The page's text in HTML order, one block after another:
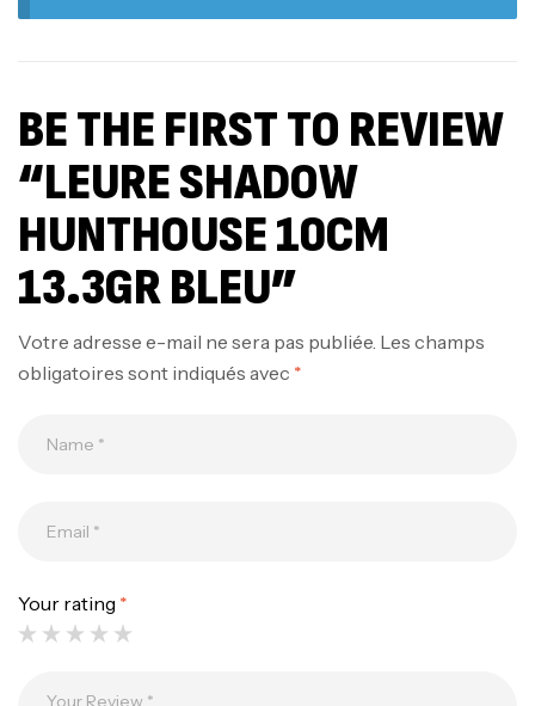
BE THE FIRST TO REVIEW
“LEURE SHADOW
HUNTHOUSE 10CM
13.3GR BLEU”
Votre adresse e-mail ne sera pas publiée. Les champs
obligatoires sont indiqués avec *
Your rating *
1.83m 120/250gr 30kg